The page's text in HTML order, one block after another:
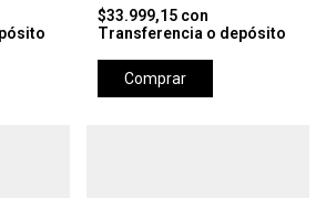
$33.999,15 con
Transferencia o depósito
Comprar